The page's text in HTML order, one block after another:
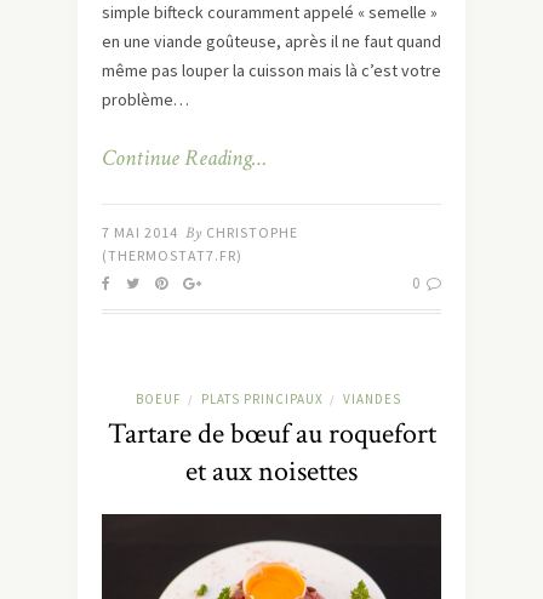
simple bifteck couramment appelé « semelle »
en une viande goûteuse, après il ne faut quand
même pas louper la cuisson mais là c’est votre
problème…
Continue Reading…
7 MAI 2014 By CHRISTOPHE
(THERMOSTAT7.FR)
0
BOEUF / PLATS PRINCIPAUX / VIANDES
Tartare de bœuf au roquefort
et aux noisettes